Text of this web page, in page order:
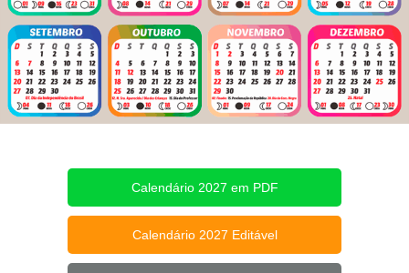
Calendário 2027 em PDF
Calendário 2027 Editável